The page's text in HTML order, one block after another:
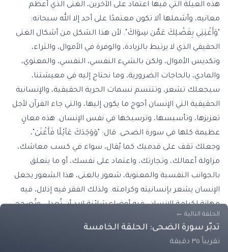
هذه العيلة التي فيها اعتماد على الآخرين، الغنى الذي أعظم
معانيه، وأشملها ألا تكون معتمدًا على أحد إلا الله سبحانه:
"وَأَغْنِنِي بِفَضْلِكَ عَمَّن سِوَاكَ". لأن هذا الشكل من أشكال الغنى
الحقيقي الذي لا يرتبط بالزيادة، والوفرة في الأموال، والثراء،
وتكديس الأموال، ولكن بالشيء النفسي، النفسي، والمعنوي،
والمادي، بالحاجات الضرورية، وما نحتاج إليه في معيشتنا،
سيجعلك تشعر، وتتنسم نسمات الحرية الحقيقية، والإنسانية
الحقيقية التي الإنسان أحوج ما يكون إليها، والتي جاء القرآن لأجل
تعزيزها، وتأسيسها، وترسيخها في نفس الإنسان. هذه معانٍ
عظيمة كلها في سورة الضحى. قال: "وَوَجَدَكَ عَآئِلًا فَأَغْنَىٰ"،
وجعلك تقف على قدميك كما يُقال، سواء في كسب معاشك،
مزاولة أعمالك، وتجارتك، واعتماد على نفسك، أو ما يتعلق
بالجوانب النفسية والمعنوية، شعور بالغنى، هذا الشعور يجعل
الإنسان يشعر بإنسانيته وكرامته. ولذلك الفقر فيه إذلال، فيه
مهانة لكرامة الإنسان، فيه أوضاع شائنة لابد أن تُعدل، وتُصحح.
لا تُعدل بالكسل، ولا بالاستسلام للواقع السيء، ولا بالخضوع،
بالعمل، والاجتهاد، وبذل ما في الوسع، وحسن الظن بالله،
والتوكل عليه. السلام عليكم ورحمة الله وبركاته.
الحلقة التالية ←
تدبّر سورة الضحى: الحلقة الخامسة
تقريباً ٣٥ دقيقة